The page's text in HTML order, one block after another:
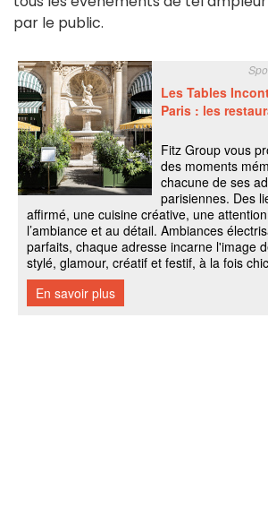
par le public.